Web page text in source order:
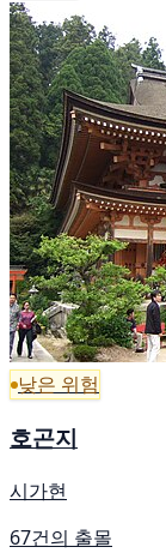
낮은 위험
호곤지
시가현
67건의 출몰